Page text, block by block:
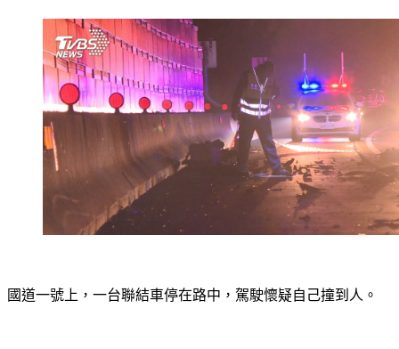
國道一號上，一台聯結車停在路中，駕駛懷疑自己撞到人。